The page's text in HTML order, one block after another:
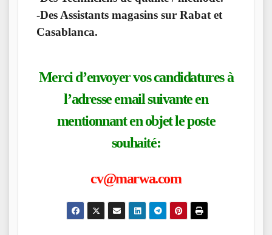
-Des Assistants magasins sur Rabat et
Casablanca.
Merci d’envoyer vos candidatures à
l’adresse email suivante en
mentionnant en objet le poste
souhaité:
cv@marwa.com